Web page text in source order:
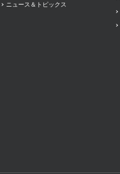
ニュース＆トピックス